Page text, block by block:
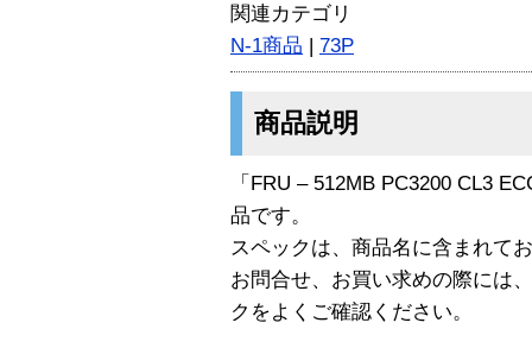
関連カテゴリ
N-1商品 | 73P
商品説明
「FRU – 512MB PC3200 CL3
品です。
スペックは、商品名に含まれて
お問合せ、お買い求めの際には
クをよくご確認ください。